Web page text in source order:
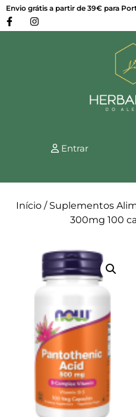
Envio grátis a partir de 39€ para
Entrar
Início/ Suplementos
300mg 100